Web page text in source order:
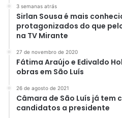
3 semanas atrás
Sirlan Sousa é mais
protagonizados do que
na TV Mirante
27 de novembro de 2020
Fátima Araújo e Edivaldo
obras em São Luís
26 de agosto de 2021
Câmara de São Luís já tem
candidatos a presidente